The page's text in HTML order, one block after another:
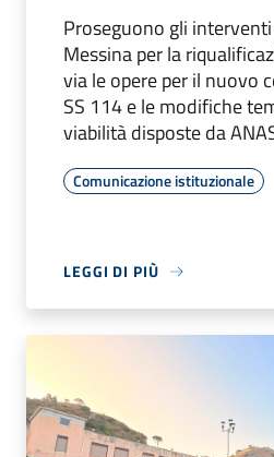
Proseguono gli
Messina per la
via le opere per il nuovo
SS 114 e le modifiche
viabilità disposte da
Comunicazione istituzionale
LEGGI DI PIÙ